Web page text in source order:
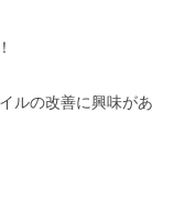
ルの改善に興味があ